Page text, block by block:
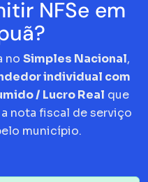
NFSe em
no Simples Nacional,
individual com
/ Lucro Real que
nota fiscal de serviço
município.